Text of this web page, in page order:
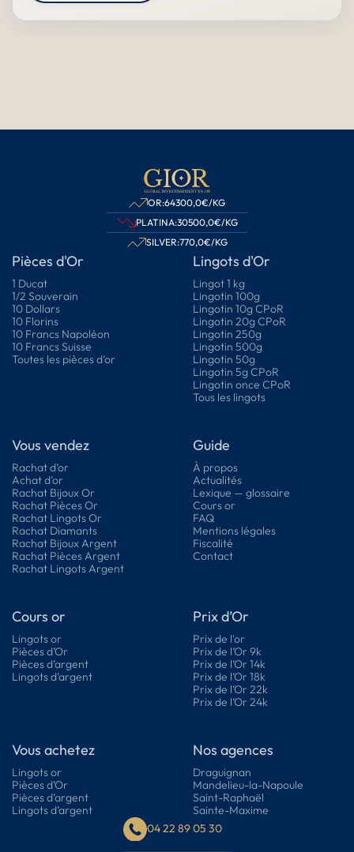
OR:64300,0€/KG
PLATINA:30500,0€/KG
SILVER:770,0€/KG
Pièces d'Or
1 Ducat
1/2 Souverain
10 Dollars
10 Florins
10 Francs Napoléon
10 Francs Suisse
Toutes les pièces d’or
Lingots d'Or
Lingot 1 kg
Lingotin 100g
Lingotin 10g CPoR
Lingotin 20g CPoR
Lingotin 250g
Lingotin 500g
Lingotin 50g
Lingotin 5g CPoR
Lingotin once CPoR
Tous les lingots
Vous vendez
Rachat d’or
Achat d’or
Rachat Bijoux Or
Rachat Pièces Or
Rachat Lingots Or
Rachat Diamants
Rachat Bijoux Argent
Rachat Pièces Argent
Rachat Lingots Argent
Guide
À propos
Actualités
Lexique — glossaire
Cours or
FAQ
Mentions légales
Fiscalité
Contact
Cours or
Lingots or
Pièces d’Or
Pièces d’argent
Lingots d’argent
Prix d’Or
Prix de l'or
Prix de l’Or 9k
Prix de l’Or 14k
Prix de l’Or 18k
Prix de l’Or 22k
Prix de l’Or 24k
Vous achetez
Lingots or
Pièces d’Or
Pièces d’argent
Lingots d’argent
Nos agences
Draguignan
Mandelieu-la-Napoule
Saint-Raphaël
Sainte-Maxime
04 22 89 05 30